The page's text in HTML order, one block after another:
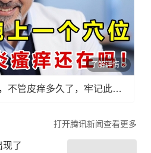
了解详情
凡是皮肤瘙痒1月以上，不管皮痒多久了，牢记此法，快！准！狠！
打开腾讯新闻查看更多
现了